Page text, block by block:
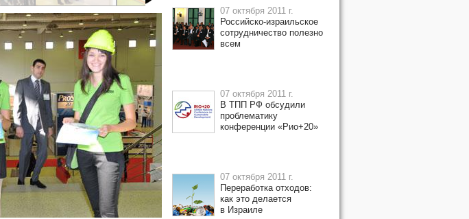
07 октября 2011 г.
Российско-израильское
сотрудничество полезно
всем
07 октября 2011 г.
В ТПП РФ обсудили
проблематику
конференции «Рио+20»
07 октября 2011 г.
Переработка отходов:
как это делается
в Израиле